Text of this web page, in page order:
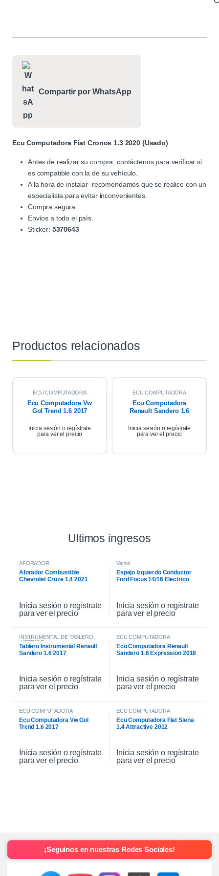
Compartir por WhatsApp
Ecu Computadora Fiat Cronos 1.3 2020 (Usado)
Antes de realizar su compra, contáctenos para verificar si
es compatible con la de su vehículo.
A la hora de instalar recomendamos que se realice con un
especialista para evitar inconvenientes.
Compra segura.
Envíos a todo el país.
Sticker: 5370643
Productos relacionados
ECU COMPUTADORA
Ecu Computadora Vw
Gol Trend 1.6 2017
Inicia sesión o regístrate
para ver el precio
ECU COMPUTADORA
Ecu Computadora
Renault Sandero 1.6
Inicia sesión o regístrate
para ver el precio
Ultimos ingresos
AFORADOR
Aforador Combustible
Chevrolet Cruze 1.4 2021
Inicia sesión o regístrate
para ver el precio
Varios
Espejo Izquierdo Conductor
Ford Focus 14/16 Electrico
Inicia sesión o regístrate
para ver el precio
INSTRUMENTAL DE TABLERO
INTERIOR
Tablero Instrumental Renault
Sandero 1.6 2017
Inicia sesión o regístrate
para ver el precio
ECU COMPUTADORA
Ecu Computadora Renault
Sandero 1.6 Expression 2018
Inicia sesión o regístrate
para ver el precio
ECU COMPUTADORA
Ecu Computadora Vw Gol
Trend 1.6 2017
Inicia sesión o regístrate
para ver el precio
ECU COMPUTADORA
Ecu Computadora Fiat Siena
1.4 Attractive 2012
Inicia sesión o regístrate
para ver el precio
¡Seguinos en nuestras Redes Sociales!